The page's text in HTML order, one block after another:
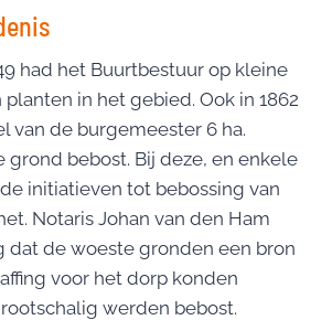
had het Buurtbestuur op kleine
planten in het gebied. Ook in 1862
van de burgemeester 6 ha.
grond bebost. Bij deze, en enkele
initiatieven tot bebossing van
Notaris Johan van den Ham
dat de woeste gronden een bron
voor het dorp konden
werden bebost.